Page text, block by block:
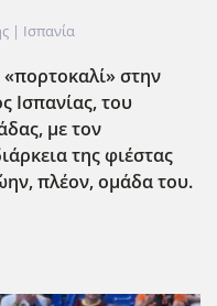
| Ισπανία
στην
Ισπανίας, του
με τον
της φιέστας
πλέον, ομάδα του.